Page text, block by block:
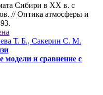
Сибири в ХХ в. с
// Оптика атмосферы и
Т. Б., Сакерин С. М.
модели и сравнение с